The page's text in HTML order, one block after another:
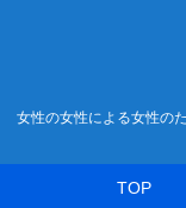
女性の女性による女性の
TOP